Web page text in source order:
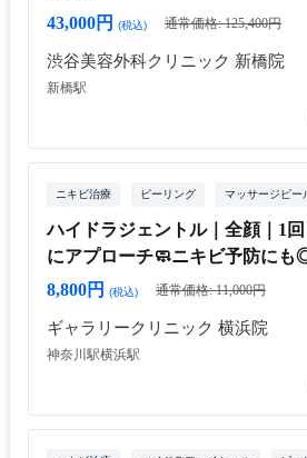
43,000円
(税込) 通常価格: 125,400円
渋谷美容外科クリニック 新橋院
新橋駅
ニキビ治療 ピーリング マッサージピー
ハイドラジェントル｜全顔｜1
にアプローチ🧼ニキビ予防にも
8,800円
(税込) 通常価格: 11,000円
ギャラリークリニック 横浜院
神奈川駅横浜駅